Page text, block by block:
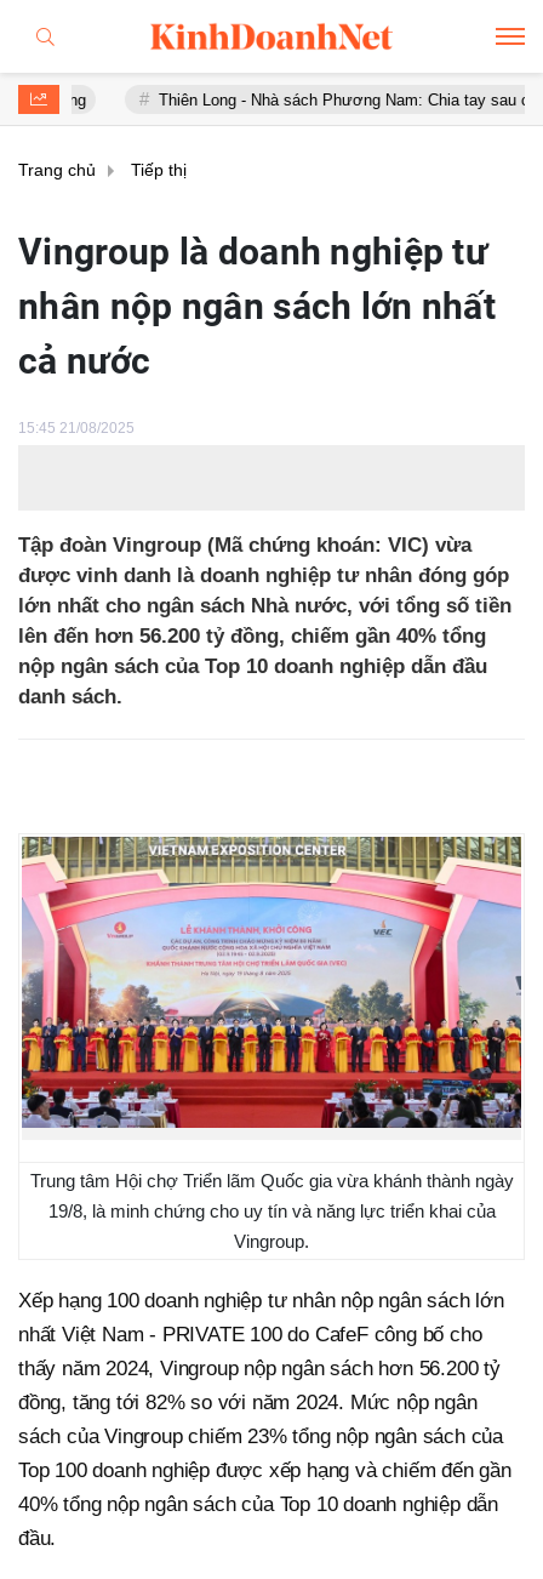
Thiên Long - Nhà sách Phương Nam: Chia tay sau chưa đầy 1
Trang chủ Tiếp thị
Vingroup là doanh nghiệp tư
nhân nộp ngân sách lớn nhất
cả nước
15:45 21/08/2025
Tập đoàn Vingroup (Mã chứng khoán: VIC) vừa
được vinh danh là doanh nghiệp tư nhân đóng góp
lớn nhất cho ngân sách Nhà nước, với tổng số tiền
lên đến hơn 56.200 tỷ đồng, chiếm gần 40% tổng
nộp ngân sách của Top 10 doanh nghiệp dẫn đầu
danh sách.
Trung tâm Hội chợ Triển lãm Quốc gia vừa khánh thành ngày
19/8, là minh chứng cho uy tín và năng lực triển khai của
Vingroup.
Xếp hạng 100 doanh nghiệp tư nhân nộp ngân sách lớn
nhất Việt Nam - PRIVATE 100 do CafeF công bố cho
thấy năm 2024, Vingroup nộp ngân sách hơn 56.200 tỷ
đồng, tăng tới 82% so với năm 2024. Mức nộp ngân
sách của Vingroup chiếm 23% tổng nộp ngân sách của
Top 100 doanh nghiệp được xếp hạng và chiếm đến gần
40% tổng nộp ngân sách của Top 10 doanh nghiệp dẫn
đầu.